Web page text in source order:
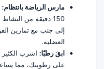
مارس الرياضة بانتظام:
150 دقيقة من
إلى جنب مع تمارين
العضلية.
ابقَ رطبًا: اشرب الكثير
على رطوبتك، مما